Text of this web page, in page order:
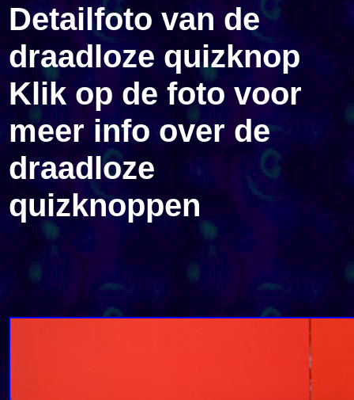
Detailfoto van de
draadloze quizknop
Klik op de foto voor
meer info over de
draadloze
quizknoppen